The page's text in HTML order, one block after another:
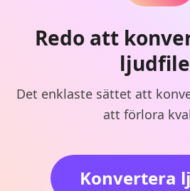
Redo att
Det enklaste sättet att
att förlora
Konvertera